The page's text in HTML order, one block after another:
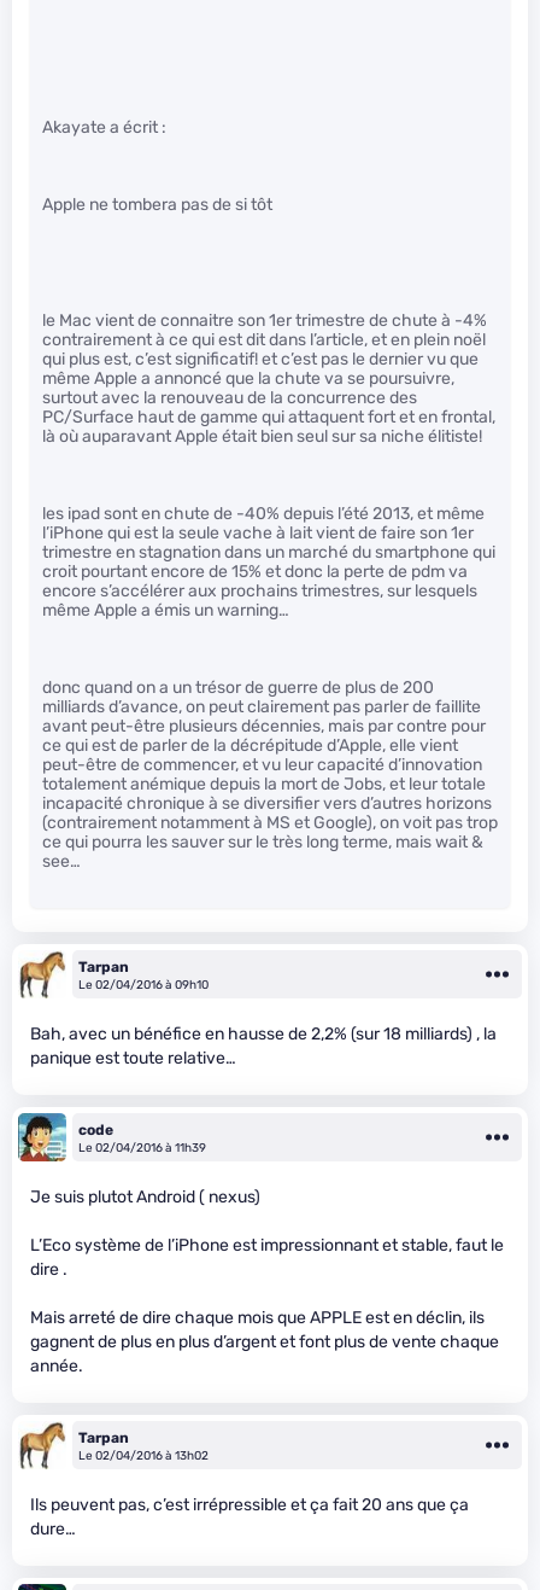
Akayate a écrit :
Apple ne tombera pas de si tôt
le Mac vient de connaitre son 1er trimestre de chute à -4%
contrairement à ce qui est dit dans l’article, et en plein noël
qui plus est, c’est significatif! et c’est pas le dernier vu que
même Apple a annoncé que la chute va se poursuivre,
surtout avec la renouveau de la concurrence des
PC/Surface haut de gamme qui attaquent fort et en frontal,
là où auparavant Apple était bien seul sur sa niche élitiste!
les ipad sont en chute de -40% depuis l’été 2013, et même
l’iPhone qui est la seule vache à lait vient de faire son 1er
trimestre en stagnation dans un marché du smartphone qui
croit pourtant encore de 15% et donc la perte de pdm va
encore s’accélérer aux prochains trimestres, sur lesquels
même Apple a émis un warning…
donc quand on a un trésor de guerre de plus de 200
milliards d’avance, on peut clairement pas parler de faillite
avant peut-être plusieurs décennies, mais par contre pour
ce qui est de parler de la décrépitude d’Apple, elle vient
peut-être de commencer, et vu leur capacité d’innovation
totalement anémique depuis la mort de Jobs, et leur totale
incapacité chronique à se diversifier vers d’autres horizons
(contrairement notamment à MS et Google), on voit pas trop
ce qui pourra les sauver sur le très long terme, mais wait &
see…
Tarpan
Le 02/04/2016 à 09h10
Bah, avec un bénéfice en hausse de 2,2% (sur 18 milliards) , la
panique est toute relative…
code
Le 02/04/2016 à 11h39
Je suis plutot Android ( nexus)
L’Eco système de l’iPhone est impressionnant et stable, faut le
dire .
Mais arreté de dire chaque mois que APPLE est en déclin, ils
gagnent de plus en plus d’argent et font plus de vente chaque
année.
Tarpan
Le 02/04/2016 à 13h02
Ils peuvent pas, c’est irrépressible et ça fait 20 ans que ça
dure…